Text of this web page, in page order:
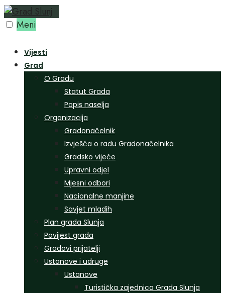
Preskoči
na Meni
Vijesti
Grad
O Gradu
Statut Grada
Popis naselja
Organizacija
Gradonačelnik
Izvješća o radu Gradonačelnika
Gradsko vijeće
Upravni odjel
Mjesni odbori
Nacionalne manjine
Savjet mladih
Plan grada Slunja
Povijest grada
Gradovi prijatelji
Ustanove i udruge
Ustanove
Turistička zajednica Grada Slunja